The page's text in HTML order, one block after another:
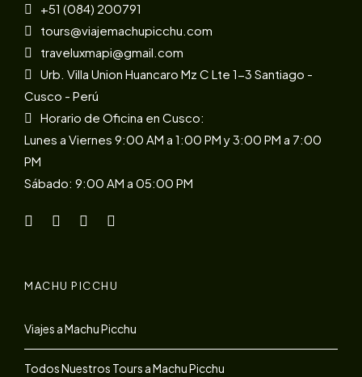
+51 (084) 200791
tours@viajemachupicchu.com
traveluxmapi@gmail.com
Urb. Villa Union Huancaro Mz C Lte 1-3 Santiago -
Cusco - Perú
Horario de Oficina en Cusco:
Lunes a Viernes 9:00 AM a 1:00 PM y 3:00 PM a 7:00
PM
Sábado: 9:00 AM a 05:00 PM
MACHU PICCHU
Viajes a Machu Picchu
Todos Nuestros Tours a Machu Picchu